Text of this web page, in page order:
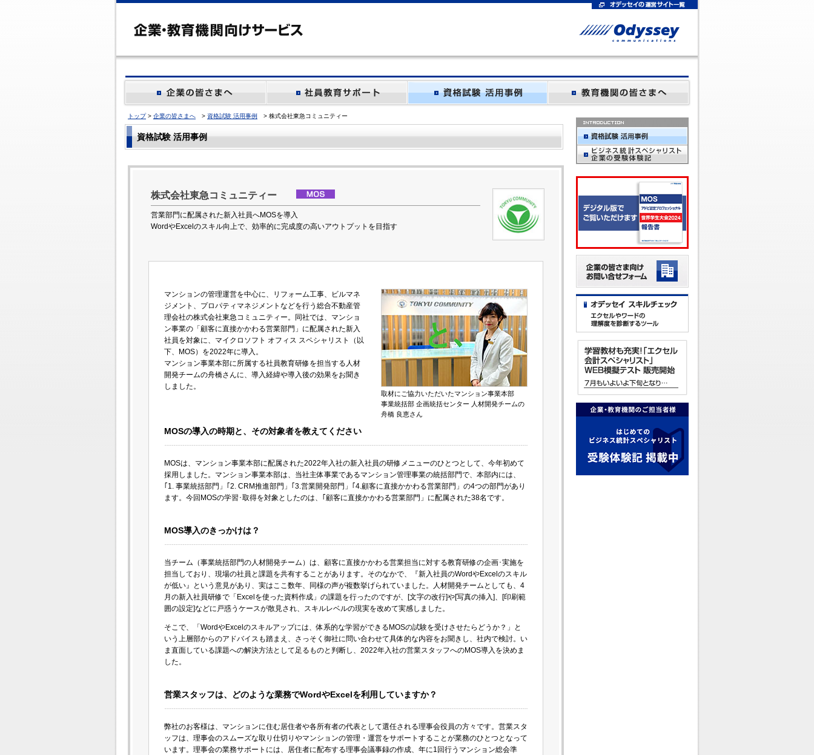
トップ> 企業の皆さまへ > 資格試験 活用事例 > 株式会社東急コミュニティー
資格試験 活用事例
株式会社東急コミュニティー
営業部門に配属された新入社員へMOSを導入
WordやExcelのスキル向上で、効率的に完成度の高いアウトプットを目指す
取材にご協力いただいたマンション事業本部
事業統括部 企画統括センター 人材開発チームの
舟橋 良恵さん
マンションの管理運営を中心に、リフォーム工事、ビルマネ
ジメント、プロパティマネジメントなどを行う総合不動産管
理会社の株式会社東急コミュニティー。同社では、マンショ
ン事業の「顧客に直接かかわる営業部門」に配属された新入
社員を対象に、マイクロソフト オフィス スペシャリスト（以
下、MOS）を2022年に導入。
マンション事業本部に所属する社員教育研修を担当する人材
開発チームの舟橋さんに、導入経緯や導入後の効果をお聞き
しました。
MOSの導入の時期と、その対象者を教えてください
MOSは、マンション事業本部に配属された2022年入社の新入社員の研修メニューのひとつとして、今年初めて
採用しました。マンション事業本部は、当社主体事業であるマンション管理事業の統括部門で、本部内には、
｢1. 事業統括部門」｢2. CRM推進部門」｢3.営業開発部門」｢4.顧客に直接かかわる営業部門」の4つの部門があり
ます。今回MOSの学習･取得を対象としたのは、｢顧客に直接かかわる営業部門」に配属された38名です。
MOS導入のきっかけは？
当チーム（事業統括部門の人材開発チーム）は、顧客に直接かかわる営業担当に対する教育研修の企画･実施を
担当しており、現場の社員と課題を共有することがあります。そのなかで、『新入社員のWordやExcelのスキル
が低い』という意見があり、実はここ数年、同様の声が複数挙げられていました。人材開発チームとしても、4
月の新入社員研修で「Excelを使った資料作成」の課題を行ったのですが、[文字の改行]や[写真の挿入]、[印刷範
囲の設定]などに戸惑うケースが散見され、スキルレベルの現実を改めて実感しました。
そこで、「WordやExcelのスキルアップには、体系的な学習ができるMOSの試験を受けさせたらどうか？」と
いう上層部からのアドバイスも踏まえ、さっそく御社に問い合わせて具体的な内容をお聞きし、社内で検討。い
ま直面している課題への解決方法として足るものと判断し、2022年入社の営業スタッフへのMOS導入を決めま
した。
営業スタッフは、どのような業務でWordやExcelを利用していますか？
弊社のお客様は、マンションに住む居住者や各所有者の代表として選任される理事会役員の方々です。営業スタ
ッフは、理事会のスムーズな取り仕切りやマンションの管理・運営をサポートすることが業務のひとつとなって
います。理事会の業務サポートには、居住者に配布する理事会議事録の作成、年に1回行うマンション総会準